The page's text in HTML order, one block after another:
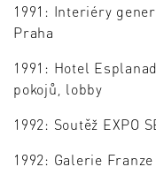
1991: Interiéry
Praha
1991: Hotel
pokojů, lobby
1992: Soutěž EXPO
1992: Galerie